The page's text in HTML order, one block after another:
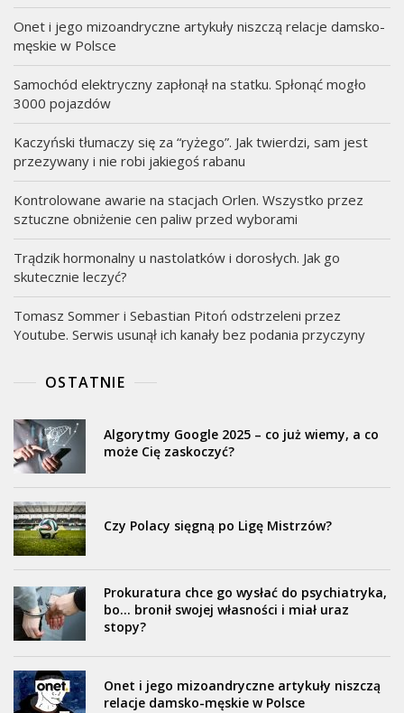
Onet i jego mizoandryczne artykuły niszczą relacje damsko-
męskie w Polsce
Samochód elektryczny zapłonął na statku. Spłonąć mogło
3000 pojazdów
Kaczyński tłumaczy się za “ryżego”. Jak twierdzi, sam jest
przezywany i nie robi jakiegoś rabanu
Kontrolowane awarie na stacjach Orlen. Wszystko przez
sztuczne obniżenie cen paliw przed wyborami
Trądzik hormonalny u nastolatków i dorosłych. Jak go
skutecznie leczyć?
Tomasz Sommer i Sebastian Pitoń odstrzeleni przez
Youtube. Serwis usunął ich kanały bez podania przyczyny
OSTATNIE
Algorytmy Google 2025 – co już wiemy, a co
może Cię zaskoczyć?
Czy Polacy sięgną po Ligę Mistrzów?
Prokuratura chce go wysłać do psychiatryka,
bo… bronił swojej własności i miał uraz
stopy?
Onet i jego mizoandryczne artykuły niszczą
relacje damsko-męskie w Polsce